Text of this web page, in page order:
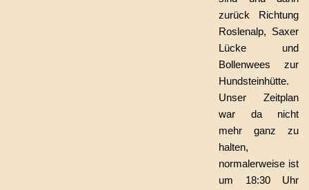
zurück Richtung
Roslenalp, Saxer
Lücke und
Bollenwees zur
Hundsteinhütte.
Unser Zeitplan
war da nicht
mehr ganz zu
halten,
normalerweise ist
um 18:30 Uhr